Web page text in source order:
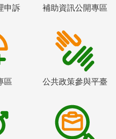
申訴 補助資訊公開專區
區 公共政策參與平臺